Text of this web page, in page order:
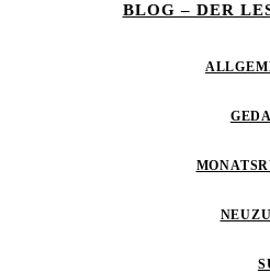
BLOG – DER